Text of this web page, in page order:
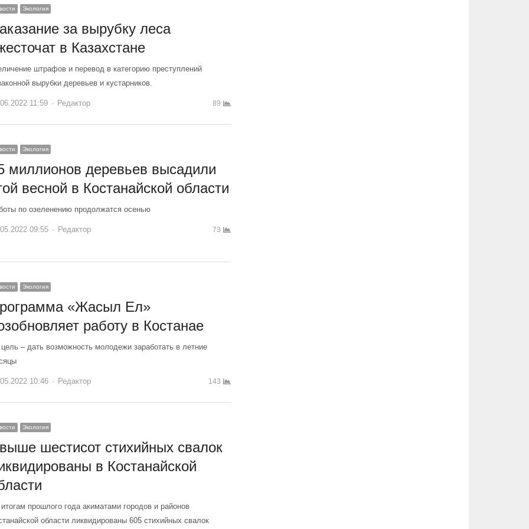
Экология
за вырубку леса
в Казахстане
штрафов и перевод в категорию преступлений
вырубки деревьев и кустарников.
11:59 Author
Редактор 89
Экология
миллионов деревьев высадили
весной в Костанайской области
по озеленению продолжатся осенью
09:55 Author
Редактор 73
Экология
«Жасыл Ел»
работу в Костанае
– дать возможность молодежи заработать в летние
10:46 Author
Редактор 143
Экология
шестисот стихийных свалок
в Костанайской
прошлого года акиматами городов и районов
области ликвидированы 605 стихийных свалок